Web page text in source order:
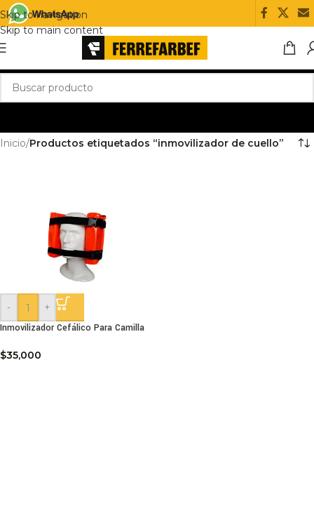
Skip to navigation
Skip to main content
Inicio/Productos etiquetados “inmovilizador de cuello”
-
+
Inmovilizador Cefálico Para Camilla
$35,000